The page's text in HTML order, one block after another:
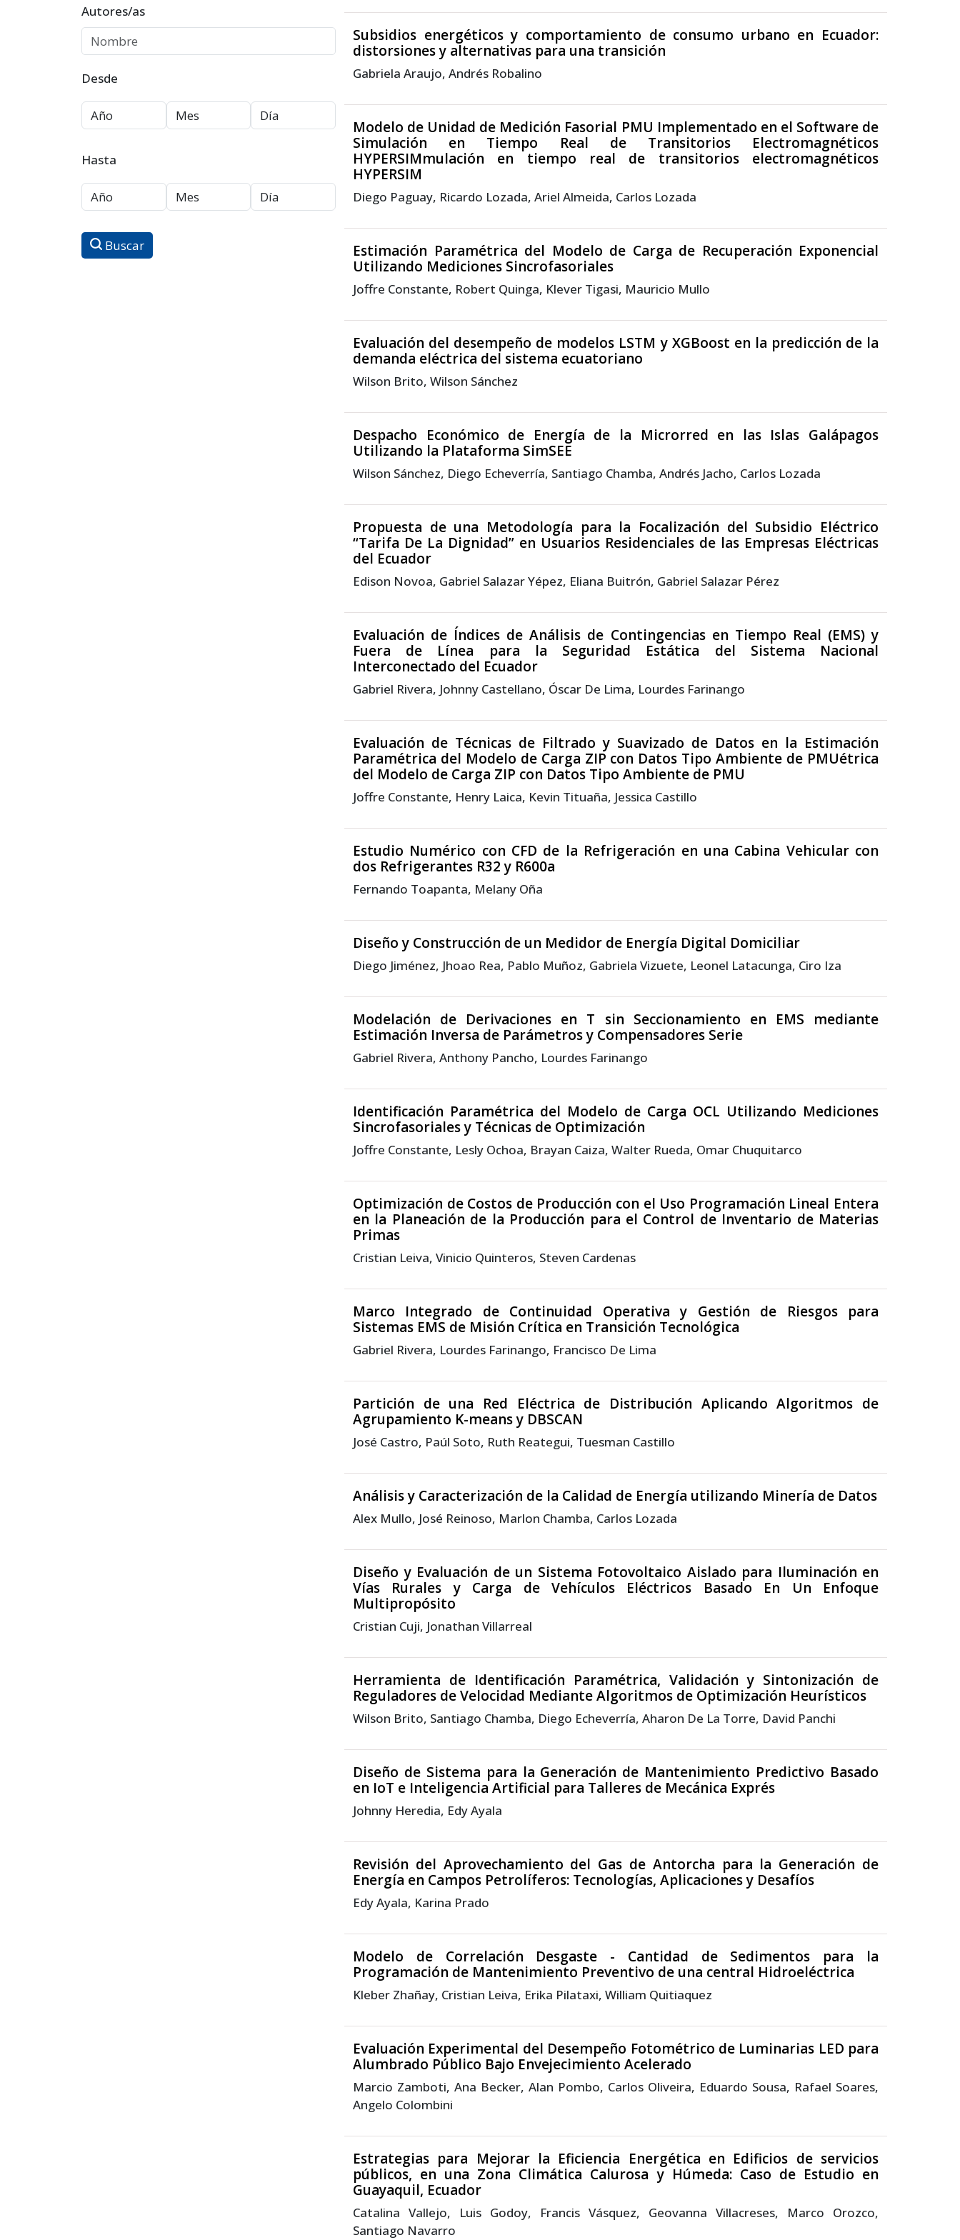
Autores/as
Desde
Hasta
Buscar
Subsidios energéticos y comportamiento de consumo urbano en Ecuador:
distorsiones y alternativas para una transición
Gabriela Araujo, Andrés Robalino
Modelo de Unidad de Medición Fasorial PMU Implementado en el Software de
Simulación en Tiempo Real de Transitorios Electromagnéticos
HYPERSIMmulación en tiempo real de transitorios electromagnéticos
HYPERSIM
Diego Paguay, Ricardo Lozada, Ariel Almeida, Carlos Lozada
Estimación Paramétrica del Modelo de Carga de Recuperación Exponencial
Utilizando Mediciones Sincrofasoriales
Joffre Constante, Robert Quinga, Klever Tigasi, Mauricio Mullo
Evaluación del desempeño de modelos LSTM y XGBoost en la predicción de la
demanda eléctrica del sistema ecuatoriano
Wilson Brito, Wilson Sánchez
Despacho Económico de Energía de la Microrred en las Islas Galápagos
Utilizando la Plataforma SimSEE
Wilson Sánchez, Diego Echeverría, Santiago Chamba, Andrés Jacho, Carlos Lozada
Propuesta de una Metodología para la Focalización del Subsidio Eléctrico
“Tarifa De La Dignidad” en Usuarios Residenciales de las Empresas Eléctricas
del Ecuador
Edison Novoa, Gabriel Salazar Yépez, Eliana Buitrón, Gabriel Salazar Pérez
Evaluación de Índices de Análisis de Contingencias en Tiempo Real (EMS) y
Fuera de Línea para la Seguridad Estática del Sistema Nacional
Interconectado del Ecuador
Gabriel Rivera, Johnny Castellano, Óscar De Lima, Lourdes Farinango
Evaluación de Técnicas de Filtrado y Suavizado de Datos en la Estimación
Paramétrica del Modelo de Carga ZIP con Datos Tipo Ambiente de PMUétrica
del Modelo de Carga ZIP con Datos Tipo Ambiente de PMU
Joffre Constante, Henry Laica, Kevin Tituaña, Jessica Castillo
Estudio Numérico con CFD de la Refrigeración en una Cabina Vehicular con
dos Refrigerantes R32 y R600a
Fernando Toapanta, Melany Oña
Diseño y Construcción de un Medidor de Energía Digital Domiciliar
Diego Jiménez, Jhoao Rea, Pablo Muñoz, Gabriela Vizuete, Leonel Latacunga, Ciro Iza
Modelación de Derivaciones en T sin Seccionamiento en EMS mediante
Estimación Inversa de Parámetros y Compensadores Serie
Gabriel Rivera, Anthony Pancho, Lourdes Farinango
Identificación Paramétrica del Modelo de Carga OCL Utilizando Mediciones
Sincrofasoriales y Técnicas de Optimización
Joffre Constante, Lesly Ochoa, Brayan Caiza, Walter Rueda, Omar Chuquitarco
Optimización de Costos de Producción con el Uso Programación Lineal Entera
en la Planeación de la Producción para el Control de Inventario de Materias
Primas
Cristian Leiva, Vinicio Quinteros, Steven Cardenas
Marco Integrado de Continuidad Operativa y Gestión de Riesgos para
Sistemas EMS de Misión Crítica en Transición Tecnológica
Gabriel Rivera, Lourdes Farinango, Francisco De Lima
Partición de una Red Eléctrica de Distribución Aplicando Algoritmos de
Agrupamiento K-means y DBSCAN
José Castro, Paúl Soto, Ruth Reategui, Tuesman Castillo
Análisis y Caracterización de la Calidad de Energía utilizando Minería de Datos
Alex Mullo, José Reinoso, Marlon Chamba, Carlos Lozada
Diseño y Evaluación de un Sistema Fotovoltaico Aislado para Iluminación en
Vías Rurales y Carga de Vehículos Eléctricos Basado En Un Enfoque
Multipropósito
Cristian Cuji, Jonathan Villarreal
Herramienta de Identificación Paramétrica, Validación y Sintonización de
Reguladores de Velocidad Mediante Algoritmos de Optimización Heurísticos
Wilson Brito, Santiago Chamba, Diego Echeverría, Aharon De La Torre, David Panchi
Diseño de Sistema para la Generación de Mantenimiento Predictivo Basado
en IoT e Inteligencia Artificial para Talleres de Mecánica Exprés
Johnny Heredia, Edy Ayala
Revisión del Aprovechamiento del Gas de Antorcha para la Generación de
Energía en Campos Petrolíferos: Tecnologías, Aplicaciones y Desafíos
Edy Ayala, Karina Prado
Modelo de Correlación Desgaste - Cantidad de Sedimentos para la
Programación de Mantenimiento Preventivo de una central Hidroeléctrica
Kleber Zhañay, Cristian Leiva, Erika Pilataxi, William Quitiaquez
Evaluación Experimental del Desempeño Fotométrico de Luminarias LED para
Alumbrado Público Bajo Envejecimiento Acelerado
Marcio Zamboti, Ana Becker, Alan Pombo, Carlos Oliveira, Eduardo Sousa, Rafael Soares,
Angelo Colombini
Estrategias para Mejorar la Eficiencia Energética en Edificios de servicios
públicos, en una Zona Climática Calurosa y Húmeda: Caso de Estudio en
Guayaquil, Ecuador
Catalina Vallejo, Luis Godoy, Francis Vásquez, Geovanna Villacreses, Marco Orozco,
Santiago Navarro